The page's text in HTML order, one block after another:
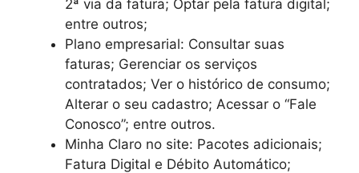
2ª via da fatura; Optar pela fatura digital;
entre outros;
Plano empresarial: Consultar suas
faturas; Gerenciar os serviços
contratados; Ver o histórico de consumo;
Alterar o seu cadastro; Acessar o “Fale
Conosco”; entre outros.
Minha Claro no site: Pacotes adicionais;
Fatura Digital e Débito Automático;